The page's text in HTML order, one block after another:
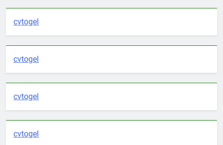
cvtogel
cvtogel
cvtogel
cvtogel